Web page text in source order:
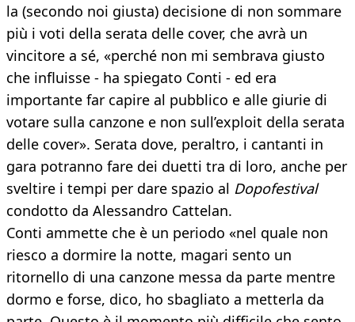
la (secondo noi giusta) decisione di non sommare
più i voti della serata delle cover, che avrà un
vincitore a sé, «perché non mi sembrava giusto
che influisse - ha spiegato Conti - ed era
importante far capire al pubblico e alle giurie di
votare sulla canzone e non sull’exploit della serata
delle cover». Serata dove, peraltro, i cantanti in
gara potranno fare dei duetti tra di loro, anche per
sveltire i tempi per dare spazio al Dopofestival
condotto da Alessandro Cattelan.
Conti ammette che è un periodo «nel quale non
riesco a dormire la notte, magari sento un
ritornello di una canzone messa da parte mentre
dormo e forse, dico, ho sbagliato a metterla da